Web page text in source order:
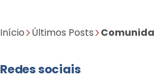
Início Últimos Posts
Redes sociais